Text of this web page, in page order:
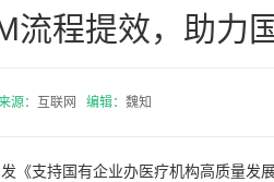
流程提效，助力
源： 互联网 编辑： 魏知
《支持国有企业办医疗机构高质量发